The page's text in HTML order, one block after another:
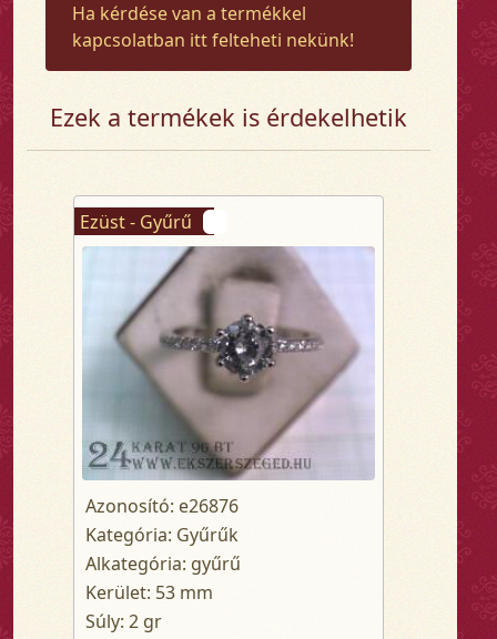
Ha kérdése van a termékkel
kapcsolatban itt felteheti nekünk!
Ezek a termékek is érdekelhetik
Ezüst - Gyűrű
Azonosító: e26876
Kategória: Gyűrűk
Alkategória: gyűrű
Kerület: 53 mm
Súly: 2 gr